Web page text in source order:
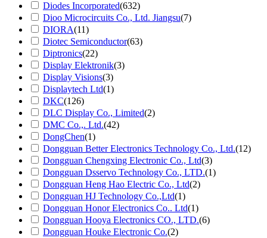
Diodes Incorporated(632)
Dioo Microcircuits Co., Ltd. Jiangsu(7)
DIORA(11)
Diotec Semiconductor(63)
Diptronics(22)
Display Elektronik(3)
Display Visions(3)
Displaytech Ltd(1)
DKC(126)
DLC Display Co., Limited(2)
DMC Co.,. Ltd.(42)
DongChen(1)
Dongguan Better Electronics Technology Co., Ltd.(12)
Dongguan Chengxing Electronic Co., Ltd(3)
Dongguan Dsservo Technology Co., LTD.(1)
Dongguan Heng Hao Electric Co., Ltd(2)
Dongguan HJ Technology Co.,Ltd(1)
Dongguan Honor Electronics Co.. Ltd(1)
Dongguan Hooya Electronics CO., LTD.(6)
Dongguan Houke Electronic Co.(2)